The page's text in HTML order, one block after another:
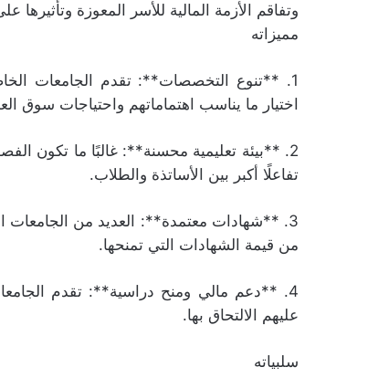
وتفاقم الأزمة المالية للأسر المعوزة وتأثيرها
مميزاته
1. **تنوع التخصصات**: تقدم الجامعات
اختيار ما يناسب اهتماماتهم واحتياجات سوق
2. **بيئة تعليمية محسنة**: غالبًا ما تكون
تفاعلًا أكبر بين الأساتذة والطلاب.
3. **شهادات معتمدة**: العديد من الجامعات
من قيمة الشهادات التي تمنحها.
4. **دعم مالي ومنح دراسية**: تقدم
عليهم الالتحاق بها.
سلبياته